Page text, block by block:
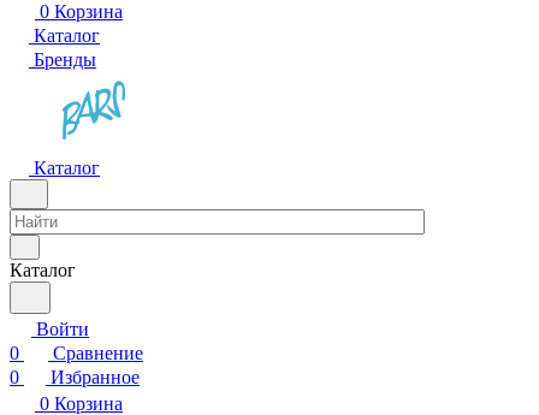
0 Корзина
Каталог
Бренды
Каталог
Каталог
Войти
0
Сравнение
0
Избранное
0 Корзина